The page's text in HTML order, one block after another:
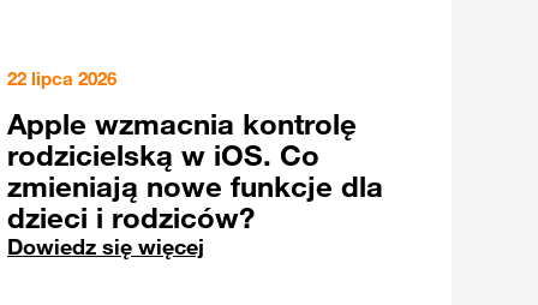
22 lipca 2026
Apple wzmacnia kontrolę
rodzicielską w iOS. Co
zmieniają nowe funkcje dla
dzieci i rodziców?
Dowiedz się więcej